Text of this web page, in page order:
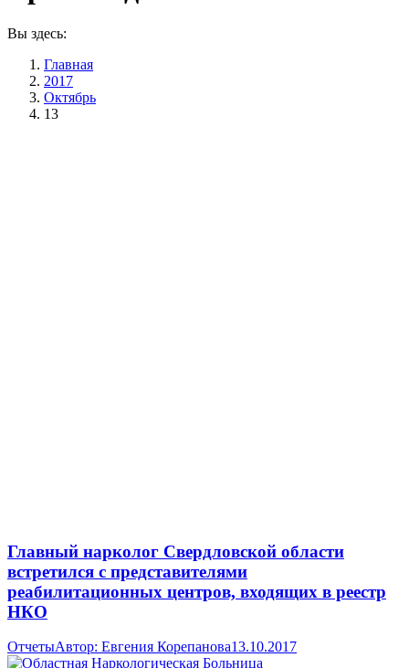
Вы здесь:
Главная
2017
Октябрь
13
Главный нарколог Свердловской области
встретился с представителями
реабилитационных центров, входящих в реестр
НКО
ОтчетыАвтор: Евгения Корепанова13.10.2017